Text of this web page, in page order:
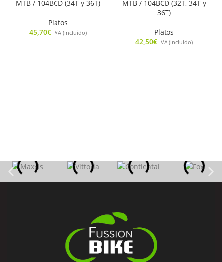
MTB / 104BCD (34T y 36T)
Platos
45,70€ IVA (incluido)
MTB / 104BCD (32T, 34T y
36T)
Platos
42,50€ IVA (incluido)